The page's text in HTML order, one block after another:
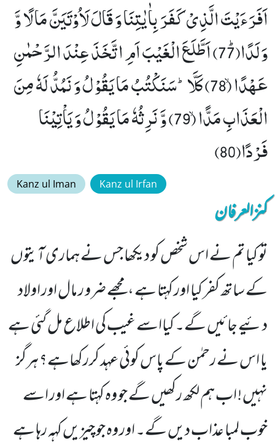
اَفَرَءَیْتَ الَّذِیْ كَفَرَ بِاٰیٰتِنَا وَ قَالَ لَاُوْتَیَنَّ مَالًا وَّ
وَلَدًاﭤ(77) اَطَّلَعَ الْغَیْبَ اَمِ اتَّخَذَ عِنْدَ الرَّحْمٰنِ
عَهْدًاۙ (78) كَلَّاؕ-سَنَكْتُبُ مَا یَقُوْلُ وَ نَمُدُّ لَهٗ مِنَ
الْعَذَابِ مَدًّاۙ (79) وَّ نَرِثُهٗ مَا یَقُوْلُ وَ یَاْتِیْنَا
فَرْدًا(80)
Kanz ul Iman Kanz ul Irfan
کنزالعرفان
تو کیا تم نے اس شخص کو دیکھا جس نے ہماری آیتوں
کے ساتھ کفر کیا اور کہتا ہے ،مجھے ضرو ر مال اور اولاد
دئیے جائیں گے۔ کیااسے غیب کی اطلاع مل گئی ہے
یا اس نے رحمٰن کے پاس کوئی عہد کررکھاہے؟ ہرگز
نہیں ! اب ہم لکھ رکھیں گے جو وہ کہتا ہے اور اسے
خوب لمبا عذاب دیں گے۔ اور وہ جو چیزیں کہہ رہا ہے